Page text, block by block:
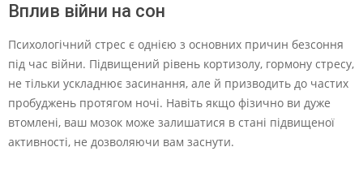
Вплив війни на сон
Психологічний стрес є однією з основних причин безсоння
під час війни. Підвищений рівень кортизолу, гормону стресу,
не тільки ускладнює засинання, але й призводить до частих
пробуджень протягом ночі. Навіть якщо фізично ви дуже
втомлені, ваш мозок може залишатися в стані підвищеної
активності, не дозволяючи вам заснути.